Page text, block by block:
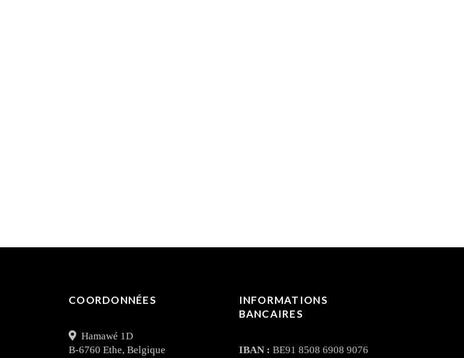
COORDONNÉES
Hamawé 1D
B-6760 Ethe, Belgique
INFORMATIONS
BANCAIRES
IBAN : BE91 8508 6908 9076